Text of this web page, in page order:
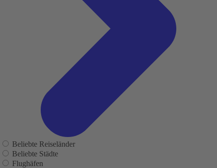
Beliebte Reiseländer
Beliebte Städte
Flughäfen